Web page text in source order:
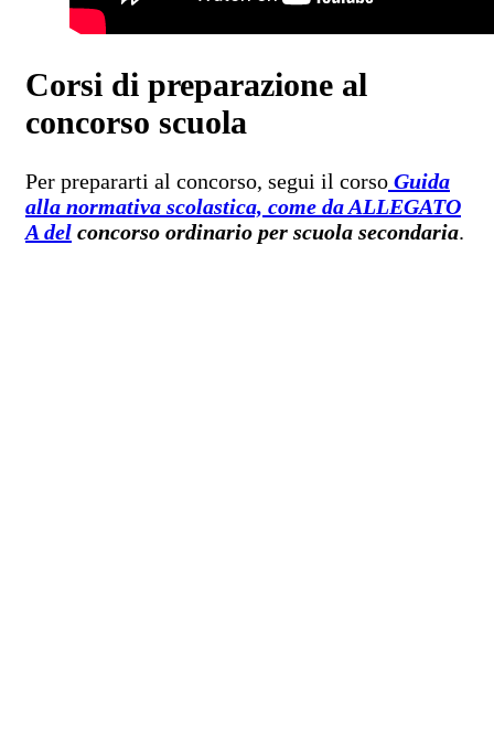
Corsi di preparazione al
concorso scuola
Per prepararti al concorso, segui il corso Guida
alla normativa scolastica, come da ALLEGATO
A del concorso ordinario per scuola secondaria.